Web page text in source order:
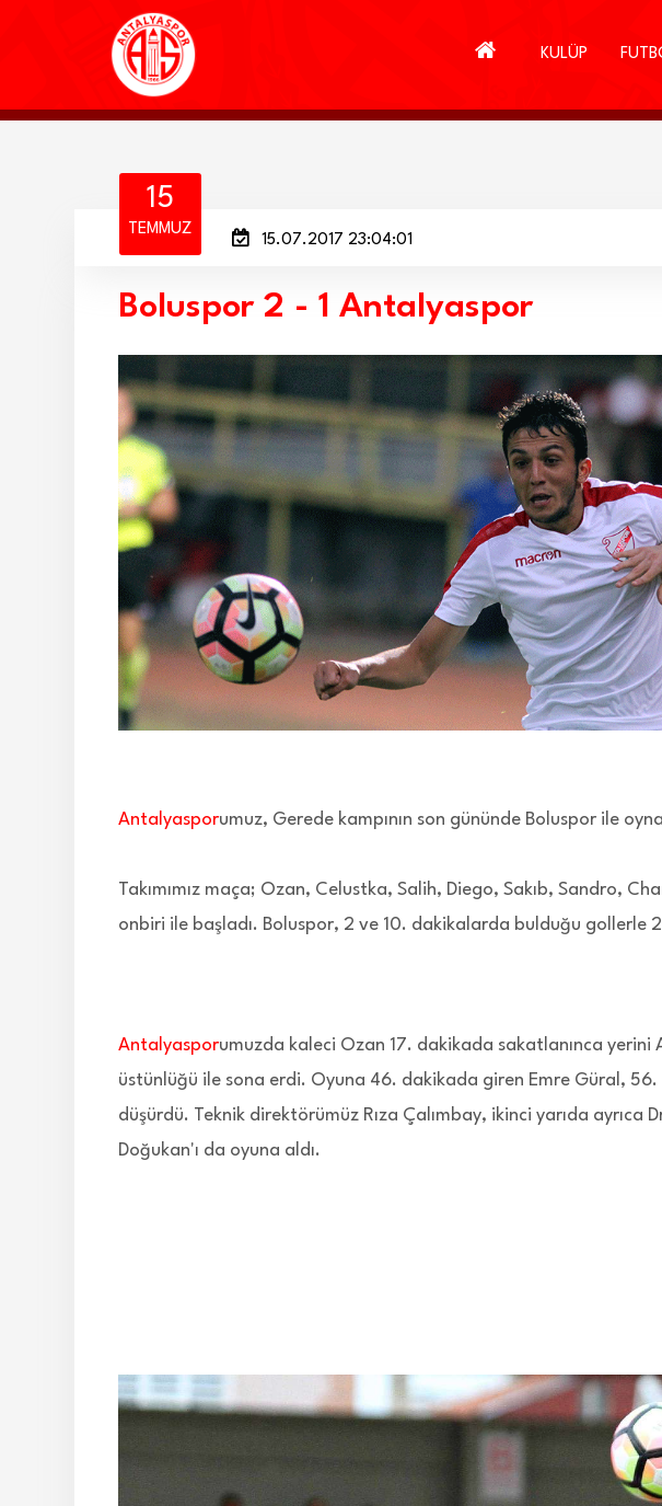
KULÜP
15
TEMMUZ
15.07.2017 23:04:01
Boluspor 2 - 1 Antalyaspor
Antalyasporumuz, Gerede kampının son gününde Boluspor ile
Takımımız maça; Ozan, Celustka, Salih, Diego, Sakıb, Sandro,
onbiri ile başladı. Boluspor, 2 ve 10. dakikalarda bulduğu gollerle
Antalyasporumuzda kaleci Ozan 17. dakikada sakatlanınca yerini
üstünlüğü ile sona erdi. Oyuna 46. dakikada giren Emre Güral,
düşürdü. Teknik direktörümüz Rıza Çalımbay, ikinci yarıda ayrıca
Doğukan'ı da oyuna aldı.